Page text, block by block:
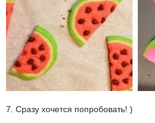
7. Сразу хочется попробовать! )